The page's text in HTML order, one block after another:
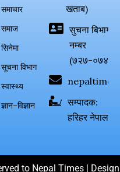
समाचार
समाज
सिनेमा
सूचना विभाग
स्वास्थ्य
ज्ञान–विज्ञान
खताब)
सुचना बिभाग
नम्बर
(७२७-०७४-
सम्पादक:
हरिहर नेपाल
to Nepal Times | Design